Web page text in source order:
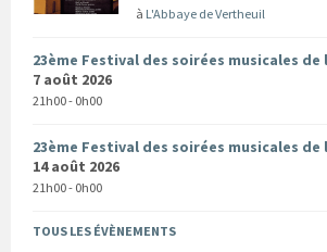
à L'Abbaye de Vertheuil
23ème Festival des soirées musicales de
7 août 2026
21h00 - 0h00
23ème Festival des soirées musicales de
14 août 2026
21h00 - 0h00
TOUS LES ÉVÈNEMENTS